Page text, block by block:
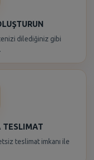
dilediğiniz gibi
TESLIMAT
teslimat imkanı ile